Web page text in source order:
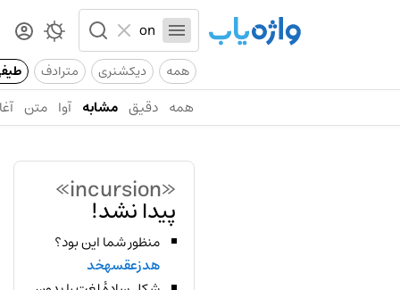
همه دیکشنری مترادف
همه دقیق مشابه آوا متن
«incursion»
پیدا نشد!
منظور شما این بود؟
هدزعقسهخد